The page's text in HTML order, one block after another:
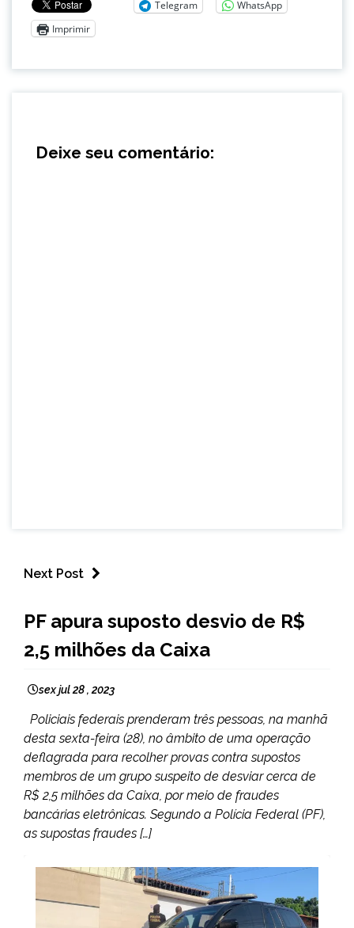
Telegram
WhatsApp
Imprimir
Deixe seu comentário:
Next Post
NOTÍCIAS
PF apura suposto desvio de R$
2,5 milhões da Caixa
sex jul 28 , 2023
Policiais federais prenderam três pessoas, na manhã
desta sexta-feira (28), no âmbito de uma operação
deflagrada para recolher provas contra supostos
membros de um grupo suspeito de desviar cerca de
R$ 2,5 milhões da Caixa, por meio de fraudes
bancárias eletrônicas. Segundo a Polícia Federal (PF),
as supostas fraudes […]